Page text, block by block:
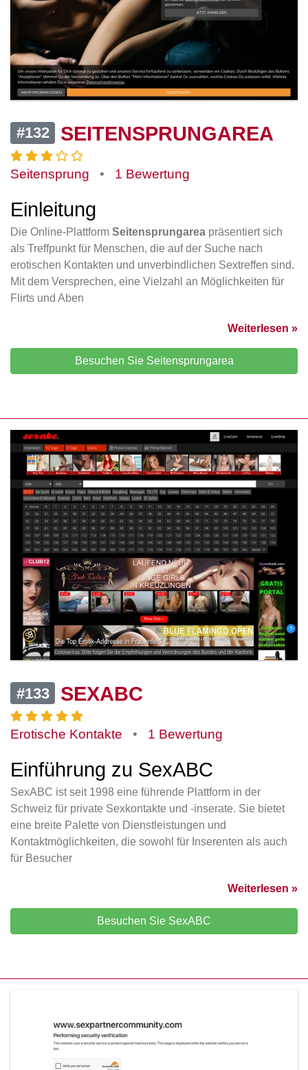
#132 SEITENSPRUNGAREA
Seitensprung • 1 Bewertung
Einleitung
Die Online-Plattform Seitensprungarea präsentiert sich
als Treffpunkt für Menschen, die auf der Suche nach
erotischen Kontakten und unverbindlichen Sextreffen sind.
Mit dem Versprechen, eine Vielzahl an Möglichkeiten für
Flirts und Aben
Weiterlesen »
Besuchen Sie Seitensprungarea
#133 SEXABC
Erotische Kontakte • 1 Bewertung
Einführung zu SexABC
SexABC ist seit 1998 eine führende Plattform in der
Schweiz für private Sexkontakte und -inserate. Sie bietet
eine breite Palette von Dienstleistungen und
Kontaktmöglichkeiten, die sowohl für Inserenten als auch
für Besucher
Weiterlesen »
Besuchen Sie SexABC